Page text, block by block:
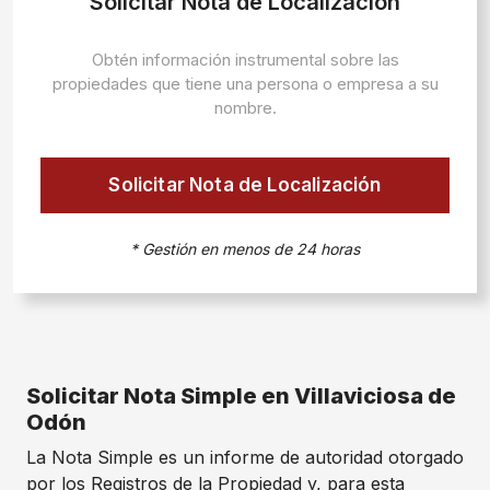
Obtén información instrumental sobre las
propiedades que tiene una persona o empresa a su
nombre.
Solicitar Nota de Localización
* Gestión en menos de 24 horas
Solicitar Nota Simple en Villaviciosa de
Odón
La Nota Simple es un informe de autoridad otorgado
por los Registros de la Propiedad y, para esta